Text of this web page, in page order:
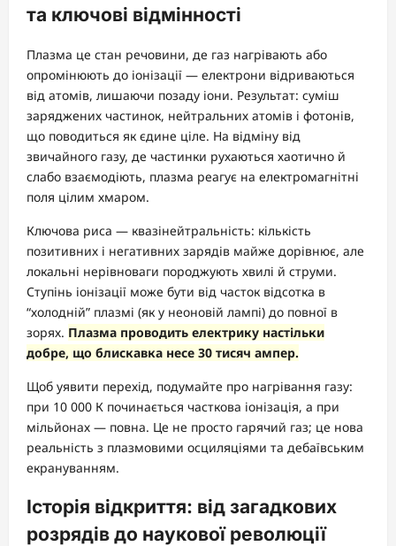
та ключові відмінності
Плазма це стан речовини, де газ нагрівають або
опромінюють до іонізації — електрони відриваються
від атомів, лишаючи позаду іони. Результат: суміш
заряджених частинок, нейтральних атомів і фотонів,
що поводиться як єдине ціле. На відміну від
звичайного газу, де частинки рухаються хаотично й
слабо взаємодіють, плазма реагує на електромагнітні
поля цілим хмаром.
Ключова риса — квазінейтральність: кількість
позитивних і негативних зарядів майже дорівнює, але
локальні нерівноваги породжують хвилі й струми.
Ступінь іонізації може бути від часток відсотка в
“холодній” плазмі (як у неоновій лампі) до повної в
зорях. Плазма проводить електрику настільки
добре, що блискавка несе 30 тисяч ампер.
Щоб уявити перехід, подумайте про нагрівання газу:
при 10 000 К починається часткова іонізація, а при
мільйонах — повна. Це не просто гарячий газ; це нова
реальність з плазмовими осциляціями та дебаївським
екрануванням.
Історія відкриття: від загадкових
розрядів до наукової революції